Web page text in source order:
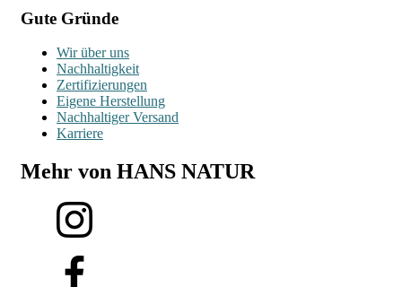
Gute Gründe
Wir über uns
Nachhaltigkeit
Zertifizierungen
Eigene Herstellung
Nachhaltiger Versand
Karriere
Mehr von HANS NATUR